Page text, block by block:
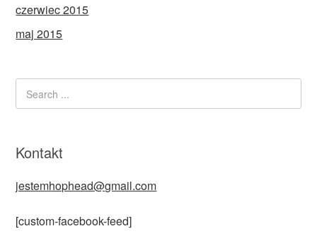
czerwiec 2015
maj 2015
Kontakt
jestemhophead@gmail.com
[custom-facebook-feed]